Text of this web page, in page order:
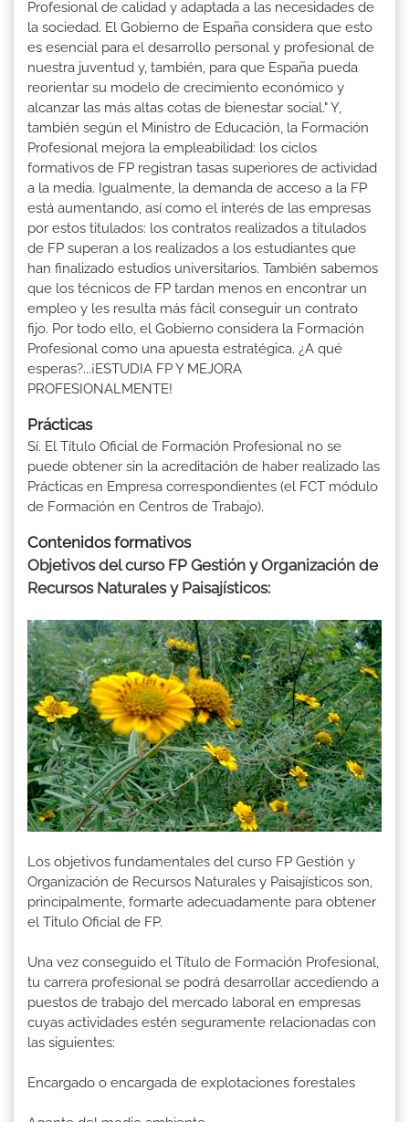
Profesional de calidad y adaptada a las necesidades de
la sociedad. El Gobierno de España considera que esto
es esencial para el desarrollo personal y profesional de
nuestra juventud y, también, para que España pueda
reorientar su modelo de crecimiento económico y
alcanzar las más altas cotas de bienestar social." Y,
también según el Ministro de Educación, la Formación
Profesional mejora la empleabilidad: los ciclos
formativos de FP registran tasas superiores de actividad
a la media. Igualmente, la demanda de acceso a la FP
está aumentando, así como el interés de las empresas
por estos titulados: los contratos realizados a titulados
de FP superan a los realizados a los estudiantes que
han finalizado estudios universitarios. También sabemos
que los técnicos de FP tardan menos en encontrar un
empleo y les resulta más fácil conseguir un contrato
fijo. Por todo ello, el Gobierno considera la Formación
Profesional como una apuesta estratégica. ¿A qué
esperas?...¡ESTUDIA FP Y MEJORA
PROFESIONALMENTE!
Prácticas
Sí. El Título Oficial de Formación Profesional no se
puede obtener sin la acreditación de haber realizado las
Prácticas en Empresa correspondientes (el FCT módulo
de Formación en Centros de Trabajo).
Contenidos formativos
Objetivos del curso FP Gestión y Organización de
Recursos Naturales y Paisajísticos:
Los objetivos fundamentales del curso FP Gestión y
Organización de Recursos Naturales y Paisajísticos son,
principalmente, formarte adecuadamente para obtener
el Titulo Oficial de FP.
Una vez conseguido el Título de Formación Profesional,
tu carrera profesional se podrá desarrollar accediendo a
puestos de trabajo del mercado laboral en empresas
cuyas actividades estén seguramente relacionadas con
las siguientes:
Encargado o encargada de explotaciones forestales